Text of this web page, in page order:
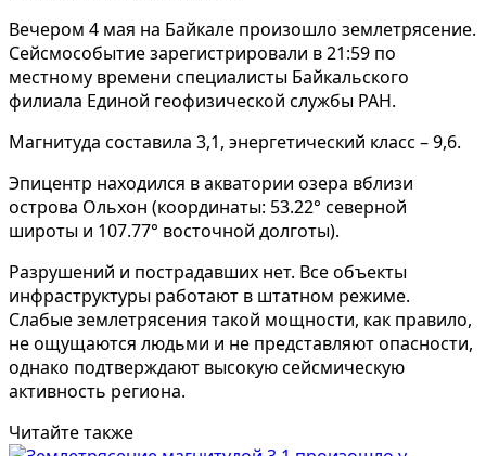
Вечером 4 мая на Байкале произошло землетрясение.
Сейсмособытие зарегистрировали в 21:59 по
местному времени специалисты Байкальского
филиала Единой геофизической службы РАН.
Магнитуда составила 3,1, энергетический класс – 9,6.
Эпицентр находился в акватории озера вблизи
острова Ольхон (координаты: 53.22° северной
широты и 107.77° восточной долготы).
Разрушений и пострадавших нет. Все объекты
инфраструктуры работают в штатном режиме.
Слабые землетрясения такой мощности, как правило,
не ощущаются людьми и не представляют опасности,
однако подтверждают высокую сейсмическую
активность региона.
Читайте также